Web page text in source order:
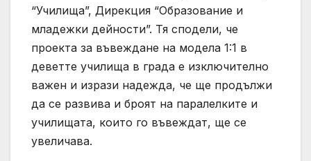
“Училища”, Дирекция “Образование и
младежки дейности”. Тя сподели, че
проекта за въвеждане на модела 1:1 в
деветте училища в града е изключително
важен и изрази надежда, че ще продължи
да се развива и броят на паралелките и
училищата, които го въвеждат, ще се
увеличава.